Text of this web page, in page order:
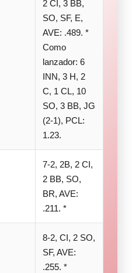
2 CI, 3 BB,
SO, SF, E,
AVE: .489. *
Como
lanzador: 6
INN, 3 H, 2
C, 1 CL, 10
SO, 3 BB, JG
(2-1), PCL:
1.23.
7-2, 2B, 2 CI,
2 BB, SO,
BR, AVE:
.211. *
8-2, CI, 2 SO,
SF, AVE:
.255. *